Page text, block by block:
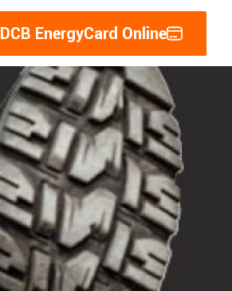
DCB EnergyCard Online